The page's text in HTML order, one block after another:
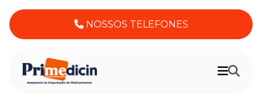
NOSSOS TELEFONES